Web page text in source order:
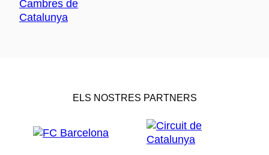
ELS NOSTRES PARTNERS